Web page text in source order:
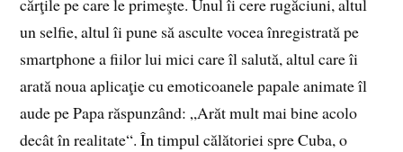
cărţile pe care le primeşte. Unul îi cere rugăciuni, altul
un selfie, altul îi pune să asculte vocea înregistrată pe
smartphone a fiilor lui mici care îl salută, altul care îi
arată noua aplicaţie cu emoticoanele papale animate îl
aude pe Papa răspunzând: „Arăt mult mai bine acolo
decât în realitate“. În timpul călătoriei spre Cuba, o